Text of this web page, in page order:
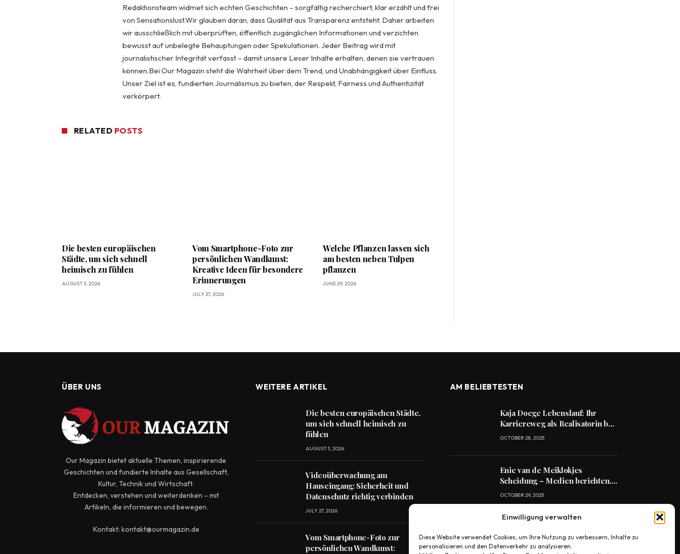
Einwilligung verwalten
Diese Website verwendet Cookies, um Ihre Nutzung zu verbessern, Inhalte zu
personalisieren und den Datenverkehr zu analysieren.
Redaktionsteam widmet sich echten Geschichten – sorgfältig recherchiert, klar erzählt und frei
von Sensationslust.Wir glauben daran, dass Qualität aus Transparenz entsteht. Daher arbeiten
wir ausschließlich mit überprüften, öffentlich zugänglichen Informationen und verzichten
bewusst auf unbelegte Behauptungen oder Spekulationen. Jeder Beitrag wird mit
journalistischer Integrität verfasst – damit unsere Leser Inhalte erhalten, denen sie vertrauen
können.Bei Our Magazin steht die Wahrheit über dem Trend, und Unabhängigkeit über Einfluss.
Unser Ziel ist es, fundierten Journalismus zu bieten, der Respekt, Fairness und Authentizität
verkörpert.
RELATED POSTS
Die besten europäischen
Städte, um sich schnell
heimisch zu fühlen
AUGUST 3, 2026
Vom Smartphone-Foto zur
persönlichen Wandkunst:
Kreative Ideen für besondere
Erinnerungen
JULY 27, 2026
Welche Pflanzen lassen sich
am besten neben Tulpen
pflanzen
JUNE 29, 2026
ÜBER UNS
Our Magazin bietet aktuelle Themen, inspirierende
Geschichten und fundierte Inhalte aus Gesellschaft,
Kultur, Technik und Wirtschaft.
Entdecken, verstehen und weiterdenken – mit
Artikeln, die informieren und bewegen.
Kontakt: kontakt@ourmagazin.de
WEITERE ARTIKEL
Die besten europäischen Städte,
um sich schnell heimisch zu
fühlen
AUGUST 3, 2026
Videoüberwachung am
Hauseingang: Sicherheit und
Datenschutz richtig verbinden
JULY 27, 2026
Vom Smartphone-Foto zur
persönlichen Wandkunst:
AM BELIEBTESTEN
Kaja Doege Lebenslauf: Ihr
Karriereweg als Realisatorin bei
RTL Studios
OCTOBER 28, 2025
Enie van de Meiklokjes
Scheidung – Medien berichten,
offiziell nichts bestätigt
OCTOBER 29, 2025
Die Wahrheit hinter den Fake-
News
OCTOBER 30, 2025